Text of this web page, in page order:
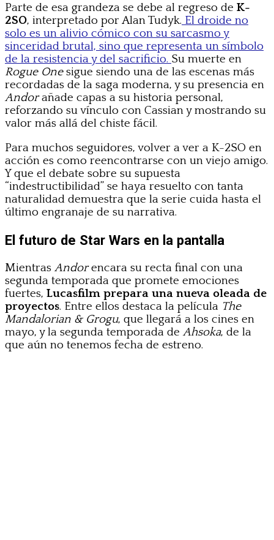
Parte de esa grandeza se debe al regreso de K-
2SO, interpretado por Alan Tudyk. El droide no
solo es un alivio cómico con su sarcasmo y
sinceridad brutal, sino que representa un símbolo
de la resistencia y del sacrificio. Su muerte en
Rogue Onesigue siendo una de las escenas más
recordadas de la saga moderna, y su presencia en
Andorañade capas a su historia personal,
reforzando su vínculo con Cassian y mostrando su
valor más allá del chiste fácil.
Para muchos seguidores, volver a ver a K-2SO en
acción es como reencontrarse con un viejo amigo.
Y que el debate sobre su supuesta
“indestructibilidad” se haya resuelto con tanta
naturalidad demuestra que la serie cuida hasta el
último engranaje de su narrativa.
El futuro de Star Wars en la pantalla
MientrasAndorencara su recta final con una
segunda temporada que promete emociones
fuertes, Lucasfilm prepara una nueva oleada de
proyectos. Entre ellos destaca la película The
Mandalorian & Grogu, que llegará a los cines en
mayo, y la segunda temporada deAhsoka, de la
que aún no tenemos fecha de estreno.